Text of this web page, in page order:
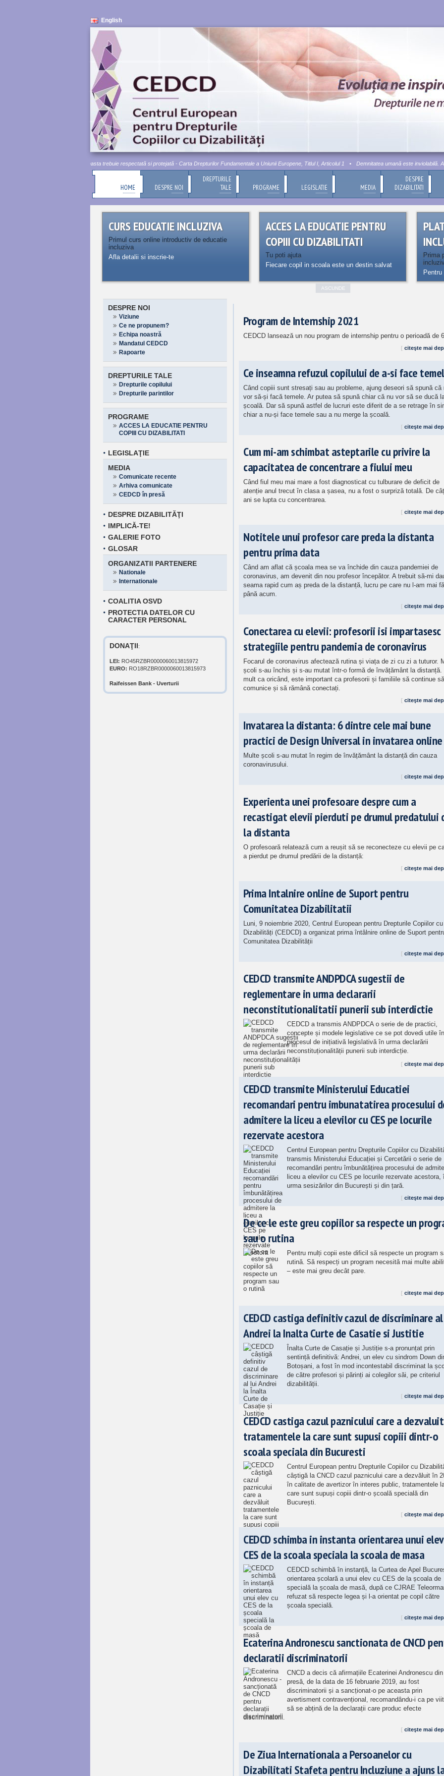
English
umană este inviolabilă. Aceasta trebuie respectată si protejată - Carta Drepturilor Fundamentale a Uniunii Europene, Titlul I, Articolul 1 • Demnitatea umană este inviolabilă.
HOME DESPRE NOI
DREPTURILE
TALE
PROGRAME LEGISLATIE MEDIA
DESPRE
DIZABILITATI
CURS EDUCATIE INCLUZIVA
Primul curs online introductiv de educatie
incluziva
Afla detalii si inscrie-te
ACCES LA EDUCATIE PENTRU
COPIII CU DIZABILITATI
Tu poti ajuta
Fiecare copil in scoala este un destin salvat
Prima
ASCUNDE
DESPRE NOI
Viziune
Ce ne propunem?
Echipa noastră
Mandatul CEDCD
Rapoarte
DREPTURILE TALE
Drepturile copilului
Drepturile parintilor
PROGRAME
ACCES LA EDUCATIE PENTRU
COPIII CU DIZABILITATI
LEGISLAŢIE
MEDIA
Comunicate recente
Arhiva comunicate
CEDCD în presă
DESPRE DIZABILITĂŢI
IMPLICĂ-TE!
GALERIE FOTO
GLOSAR
ORGANIZATII PARTENERE
Nationale
Internationale
COALITIA OSVD
PROTECTIA DATELOR CU
CARACTER PERSONAL
DONAŢII:
LEI: RO45RZBR0000060013815972
EURO: RO18RZBR0000060013815973
Raifeissen Bank - Uverturii
Program de Internship 2021
CEDCD lansează un nou program de internship pentru o perioadă de
[ citeşte mai
Ce inseamna refuzul copilului de a-si face
Când copiii sunt stresați sau au probleme, ajung deseori să spună că
vor să-și facă temele. Ar putea să spună chiar că nu vor să se ducă
școală. Dar să spună astfel de lucruri este diferit de a se retrage în
chiar a nu-și face temele sau a nu merge la școală.
[ citeşte mai
Cum mi-am schimbat asteptarile cu privire la
capacitatea de concentrare a fiului meu
Când fiul meu mai mare a fost diagnosticat cu tulburare de deficit de
atenție anul trecut în clasa a șasea, nu a fost o surpriză totală. De
ani se lupta cu concentrarea.
[ citeşte mai
Notitele unui profesor care preda la distanta
pentru prima data
Când am aflat că școala mea se va închide din cauza pandemiei de
coronavirus, am devenit din nou profesor începător. A trebuit să-mi
seama rapid cum aș preda de la distanță, lucru pe care nu l-am mai
până acum.
[ citeşte mai
Conectarea cu elevii: profesorii isi impartasesc
strategiile pentru pandemia de coronavirus
Focarul de coronavirus afectează rutina și viața de zi cu zi a tuturor.
școli s-au închis și s-au mutat într-o formă de învățământ la distanță.
mult ca oricând, este important ca profesorii și familiile să continue să
comunice și să rămână conectați.
[ citeşte mai
Invatarea la distanta: 6 dintre cele mai bune
practici de Design Universal in invatarea online
Multe școli s-au mutat în regim de învățământ la distanță din cauza
coronavirusului.
[ citeşte mai
Experienta unei profesoare despre cum a
recastigat elevii pierduti pe drumul predatului
la distanta
O profesoară relatează cum a reușit să se reconecteze cu elevii pe
a pierdut pe drumul predării de la distanță:
[ citeşte mai
Prima Intalnire online de Suport pentru
Comunitatea Dizabilitatii
Luni, 9 noiembrie 2020, Centrul European pentru Drepturile Copiilor cu
Dizabilități (CEDCD) a organizat prima întâlnire online de Suport
Comunitatea Dizabilității
[ citeşte mai
CEDCD transmite ANDPDCA sugestii de
reglementare in urma declararii
neconstitutionalitatii punerii sub interdictie
CEDCD a transmis ANDPDCA o serie de de practici,
concepte și modele legislative ce se pot dovedi utile în
procesul de inițiativă legislativă în urma declarării
neconstituționalității punerii sub interdicție.
[ citeşte mai
CEDCD transmite Ministerului Educatiei
recomandari pentru imbunatatirea procesului
admitere la liceu a elevilor cu CES pe locurile
rezervate acestora
Centrul European pentru Drepturile Copiilor cu
transmis Ministerului Educației și Cercetării o serie de
recomandări pentru îmbunătățirea procesului de
liceu a elevilor cu CES pe locurile rezervate acestora,
urma sesizărilor din București și din țară.
[ citeşte mai
De ce le este greu copiilor sa respecte un
sau o rutina
Pentru mulți copii este dificil să respecte un program
rutină. Să respecți un program necesită mai multe
– este mai greu decât pare.
[ citeşte mai
CEDCD castiga definitiv cazul de discriminare
Andrei la Inalta Curte de Casatie si Justitie
Înalta Curte de Casație și Justiție s-a pronunțat prin
sentință definitivă: Andrei, un elev cu sindrom Down
Botoșani, a fost în mod incontestabil discriminat la
de către profesori și părinți ai colegilor săi, pe criteriul
dizabilității.
[ citeşte mai
CEDCD castiga cazul paznicului care a dezvaluit
tratamentele la care sunt supusi copiii dintr-o
scoala speciala din Bucuresti
Centrul European pentru Drepturile Copiilor cu
câștigă la CNCD cazul paznicului care a dezvăluit în
în calitate de avertizor în interes public, tratamentele
care sunt supuși copiii dintr-o școală specială din
București.
[ citeşte mai
CEDCD schimba in instanta orientarea unui
CES de la scoala speciala la scoala de masa
CEDCD schimbă în instanță, la Curtea de Apel
orientarea școlară a unui elev cu CES de la școala de
specială la școala de masă, după ce CJRAE
refuzat să respecte legea și l-a orientat pe copil către
școala specială.
[ citeşte mai
Ecaterina Andronescu sanctionata de CNCD
declaratii discriminatorii
CNCD a decis că afirmațiile Ecaterinei Andronescu din
presă, de la data de 16 februarie 2019, au fost
discriminatorii și a sancționat-o pe aceasta prin
avertisment contravențional, recomandându-i ca pe
să se abțină de la declarații care produc efecte
discriminatorii.
[ citeşte mai
De Ziua Internationala a Persoanelor cu
Dizabilitati Stafeta pentru Incluziune a ajuns